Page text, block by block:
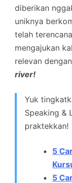
diberikan
uniknya
telah
mengajukan
relevan
river!
Yuk
Speaking &
praktekkan!
5
5